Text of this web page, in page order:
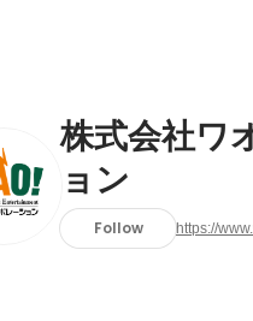
株式会社ワ
ョン
Follow https://